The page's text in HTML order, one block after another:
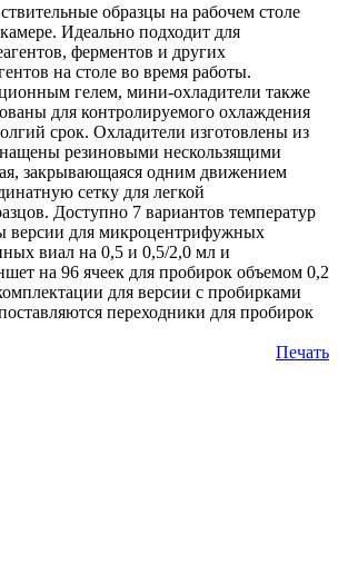
образцы на рабочем столе
Идеально подходит для
ферментов и других
на столе во время работы.
гелем, мини-охладители также
для контролируемого охлаждения
срок. Охладители изготовлены из
резиновыми нескользящими
закрывающаяся одним движением
сетку для легкой
Доступно 7 вариантов температур
версии для микроцентрифужных
виал на 0,5 и 0,5/2,0 мл и
на 96 ячеек для пробирок объемом 0,2
для версии с пробирками
переходники для пробирок
Печать